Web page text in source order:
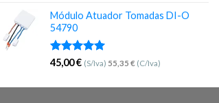
Módulo Atuador Tomadas DI-O
54790
Avaliação
45,00€ (S/Iva) 55,35 € (C/Iva)